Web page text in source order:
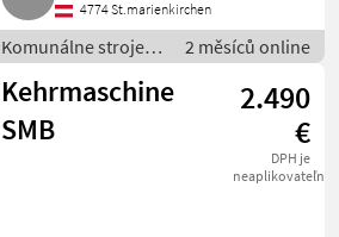
4774 St.marienkirchen
Komunálne stroje /
Zametací stroj
2 měsíců online
Kehrmaschine
SMB
2.490
€
DPH je
neaplikovateľné